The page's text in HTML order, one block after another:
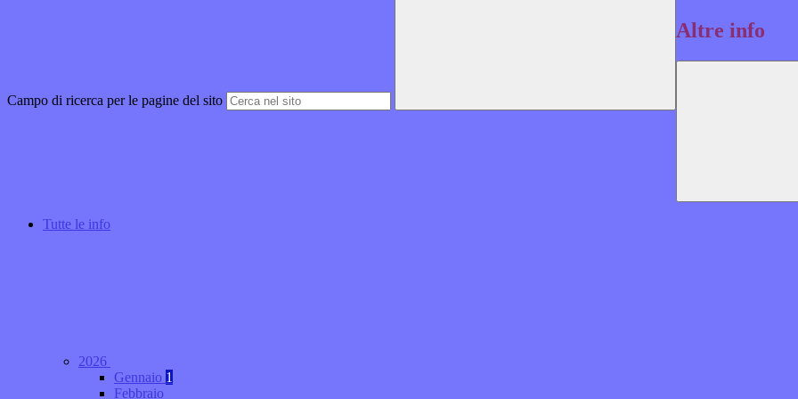
Campo di ricerca per le pagine del sito
Altre info
Tutte le info
2026
Gennaio 1
Febbraio